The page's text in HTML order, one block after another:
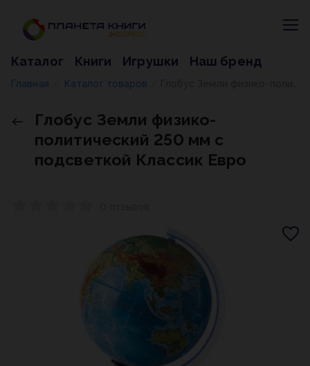
Каталог Книги Игрушки Наш бренд
Главная Каталог товаров
Глобус Земли физико-
политический 250 мм с
подсветкой Классик Евро